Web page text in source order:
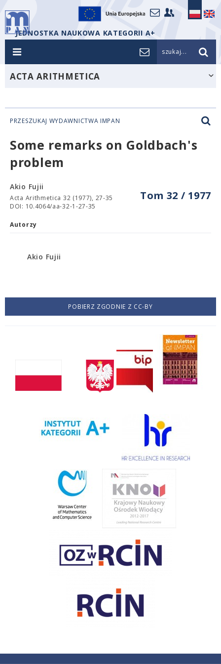
JEDNOSTKA NAUKOWA KATEGORII A+
szukaj...
ACTA ARITHMETICA
PRZESZUKAJ WYDAWNICTWA IMPAN
Some remarks on Goldbach's
problem
Tom 32 / 1977
Akio Fujii
Acta Arithmetica 32 (1977), 27-35
DOI: 10.4064/aa-32-1-27-35
Autorzy
Akio Fujii
POBIERZ ZGODNIE Z CC-BY